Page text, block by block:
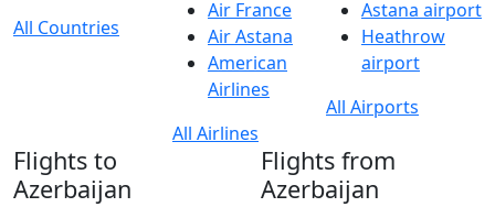
All Countries
Air France
Air Astana
American
Airlines
All Airlines
Astana airport
Heathrow
airport
All Airports
Flights to
Azerbaijan
Flights from
Azerbaijan